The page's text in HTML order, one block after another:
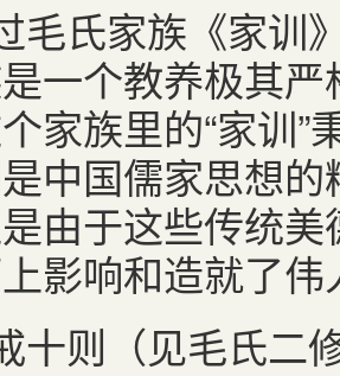
毛氏家族《家训
一个教养极其
家族里的“家训
中国儒家思想
由于这些传统
影响和造就了伟
十则（见毛氏二